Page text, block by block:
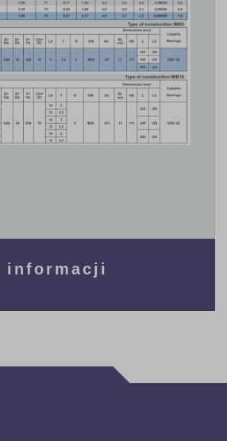
informacji